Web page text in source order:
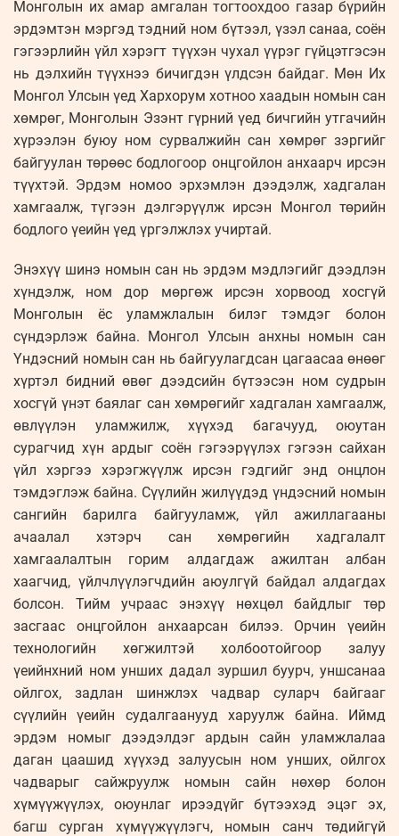
Монголын их амар амгалан тогтоохдоо газар бүрийн
эрдэмтэн мэргэд тэдний ном бүтээл, үзэл санаа, соён
гэгээрлийн үйл хэрэгт түүхэн чухал үүрэг гүйцэтгэсэн
нь дэлхийн түүхнээ бичигдэн үлдсэн байдаг. Мөн Их
Монгол Улсын үед Хархорум хотноо хаадын номын сан
хөмрөг, Монголын Эзэнт гүрний үед бичгийн утгачийн
хүрээлэн буюу ном сурвалжийн сан хөмрөг зэргийг
байгуулан төрөөс бодлогоор онцгойлон анхаарч ирсэн
түүхтэй. Эрдэм номоо эрхэмлэн дээдэлж, хадгалан
хамгаалж, түгээн дэлгэрүүлж ирсэн Монгол төрийн
бодлого үеийн үед үргэлжлэх учиртай.
Энэхүү шинэ номын сан нь эрдэм мэдлэгийг дээдлэн
хүндэлж, ном дор мөргөж ирсэн хорвоод хосгүй
Монголын ёс уламжлалын билэг тэмдэг болон
сүндэрлэж байна. Монгол Улсын анхны номын сан
Үндэсний номын сан нь байгуулагдсан цагаасаа өнөөг
хүртэл бидний өвөг дээдсийн бүтээсэн ном судрын
хосгүй үнэт баялаг сан хөмрөгийг хадгалан хамгаалж,
өвлүүлэн уламжилж, хүүхэд багачууд, оюутан
сурагчид хүн ардыг соён гэгээрүүлэх гэгээн сайхан
үйл хэргээ хэрэгжүүлж ирсэн гэдгийг энд онцлон
тэмдэглэж байна. Сүүлийн жилүүдэд үндэсний номын
сангийн барилга байгууламж, үйл ажиллагааны
ачаалал хэтэрч сан хөмрөгийн хадгалалт
хамгаалалтын горим алдагдаж ажилтан албан
хаагчид, үйлчлүүлэгчдийн аюулгүй байдал алдагдах
болсон. Тийм учраас энэхүү нөхцөл байдлыг төр
засгаас онцгойлон анхаарсан билээ. Орчин үеийн
технологийн хөгжилтэй холбоотойгоор залуу
үеийнхний ном унших дадал зуршил буурч, уншсанаа
ойлгох, задлан шинжлэх чадвар суларч байгааг
сүүлийн үеийн судалгаанууд харуулж байна. Иймд
эрдэм номыг дээдэлдэг ардын сайн уламжлалаа
даган цаашид хүүхэд залуусын ном унших, ойлгох
чадварыг сайжруулж номын сайн нөхөр болон
хүмүүжүүлэх, оюунлаг ирээдүйг бүтээхэд эцэг эх,
багш сурган хүмүүжүүлэгч, номын санч төдийгүй